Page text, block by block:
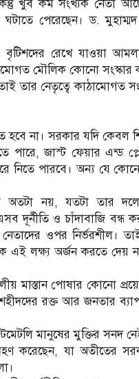
খুব কম সংখ্যক নেতা
পেরেছেন। ড. মুহাম্মদ
রেখে যাওয়া
মৌলিক কোনো সংস্কার
তার নেতৃত্বে কাঠামোগত
না। সরকার যদি কেবল
পারে, জাস্ট ফেয়ার এন্ড
নিতে পারবে। অন্য যে
অতটা নয়, যতটা তার
দূর্নীতি ও চাঁদাবাজি বন্ধ
ওপর নির্ভরশীল। তাই
লক্ষ্য অর্জন করতে দেয়
মাস্তান পোষার কোনো
রক্ত আর জনতার
মানুষের মুক্তির সনদ
করেছেন, যা অতীতের